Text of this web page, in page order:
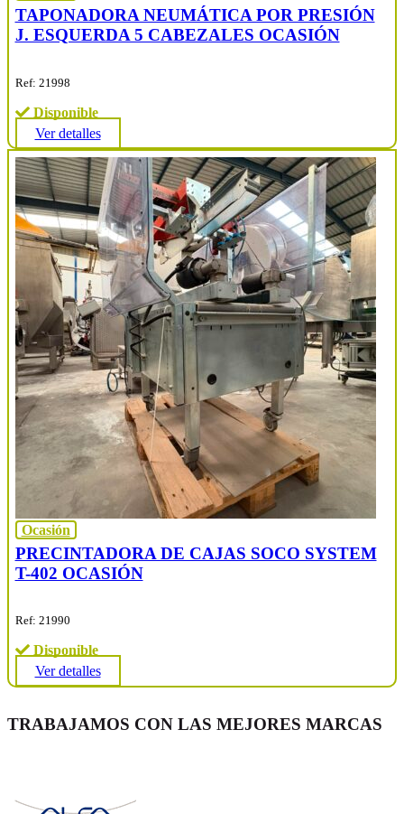
TAPONADORA NEUMÁTICA POR PRESIÓN
J. ESQUERDA 5 CABEZALES OCASIÓN
Ref: 21998
Disponible
Ver detalles
Ocasión
PRECINTADORA DE CAJAS SOCO SYSTEM
T-402 OCASIÓN
Ref: 21990
Disponible
Ver detalles
TRABAJAMOS CON LAS MEJORES MARCAS